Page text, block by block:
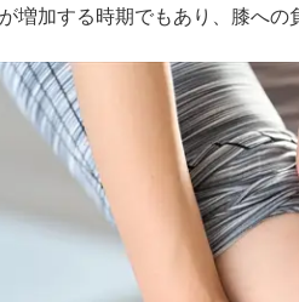
増加する時期でもあり、膝への